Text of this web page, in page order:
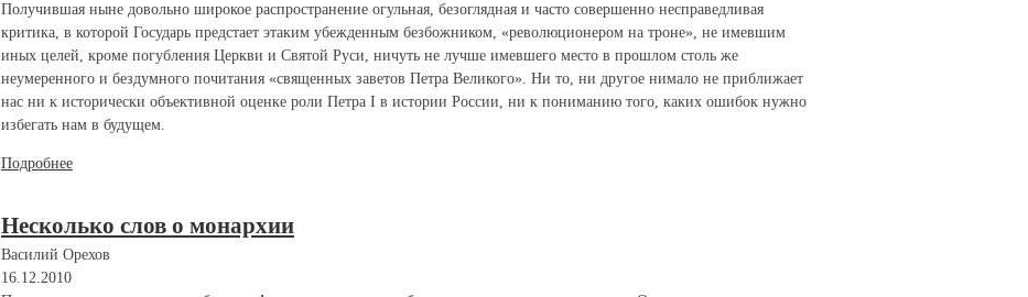
Получившая ныне довольно широкое распространение огульная, безоглядная и часто совершенно несправедливая
критика, в которой Государь предстает этаким убежденным безбожником, «революционером на троне», не имевшим
иных целей, кроме погубления Церкви и Святой Руси, ничуть не лучше имевшего место в прошлом столь же
неумеренного и бездумного почитания «священных заветов Петра Великого». Ни то, ни другое нимало не приближает
нас ни к исторически объективной оценке роли Петра I в истории России, ни к пониманию того, каких ошибок нужно
избегать нам в будущем.
Подробнее
Несколько слов о монархии
Василий Орехов
16.12.2010